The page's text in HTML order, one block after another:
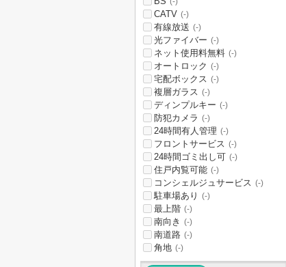
CATV (-)
有線放送 (-)
光ファイバー (-)
ネット使用料無料 (-)
オートロック (-)
宅配ボックス (-)
複層ガラス (-)
ディンプルキー (-)
防犯カメラ (-)
24時間有人管理 (-)
フロントサービス (-)
24時間ゴミ出し可 (-)
住戸内覧可能 (-)
コンシェルジュサービス (-)
駐車場あり (-)
最上階 (-)
南向き (-)
南道路 (-)
角地 (-)